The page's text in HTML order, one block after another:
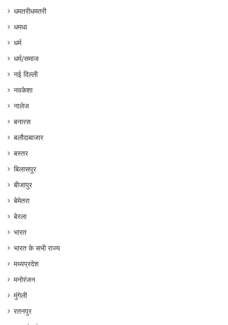
धमतरीधमतरी
धमधा
धर्म
धर्म/समाज
नई दिल्ली
नवकेशा
नालेज
बनारस
बलौदाबाजार
बस्तर
बिलासपुर
बीजापुर
बेमेतरा
बेरला
भारत
भारत के सभी राज्य
मध्यप्रदेश
मनोरंजन
मुंगेली
रतनपुर